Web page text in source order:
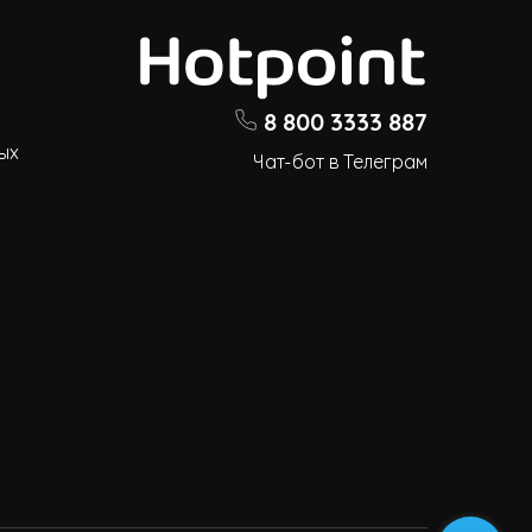
8 800 3333 887
Чат-бот в Телеграм